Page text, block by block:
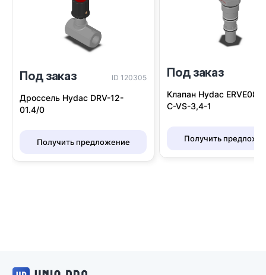
Под заказ ID 120305
Дроссель Hydac DRV-12-
01.4/0
Получить предложение
Под заказ
Клапан Hydac
C-VS-3,4-1
Получить